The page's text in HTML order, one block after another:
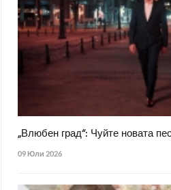
„Влюбен град“: Чуйте новата
09 Юли 2026